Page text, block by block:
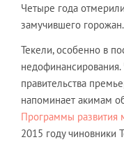
Четыре года
замучившего горожан.
Текели, особенно в
правительства
напоминает акимам
Программы развития
2015 году чиновники